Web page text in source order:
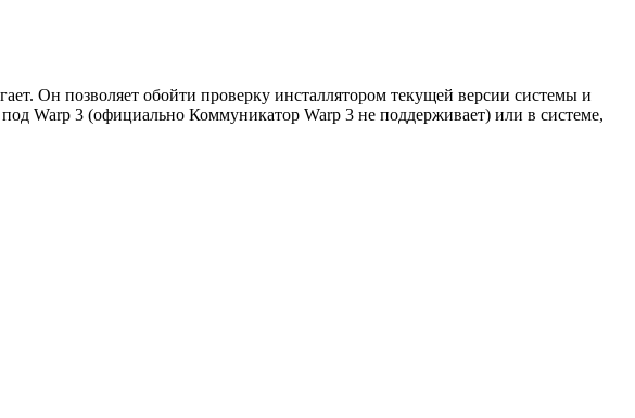
Он позволяет обойти проверку инсталлятором текущей версии системы и
Warp 3 (официально Коммуникатор Warp 3 не поддерживает) или в системе,